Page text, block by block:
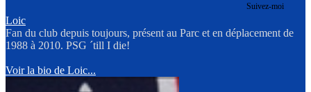
Suivez-moi
Loic
Fan du club depuis toujours, présent au Parc et en déplacement de
1988 à 2010. PSG ´till I die!
Voir la bio de Loic...